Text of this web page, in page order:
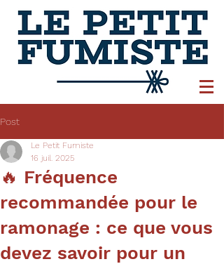
Post
🔥 Fréquence
recommandée pour le
ramonage : ce que vous
devez savoir pour un
Le Petit Fumiste
16 juil. 2025